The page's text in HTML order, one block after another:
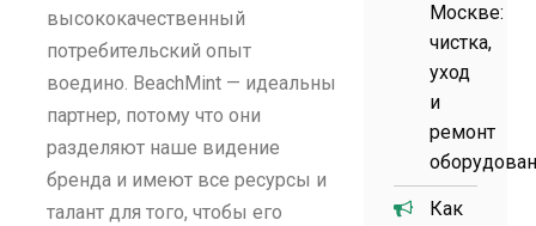
высококачественный
потребительский опыт
воедино. BeachMint — идеальный
партнер, потому что они
разделяют наше видение
бренда и имеют все ресурсы и
талант для того, чтобы его
Москве:
чистка,
уход
и
ремонт
Как